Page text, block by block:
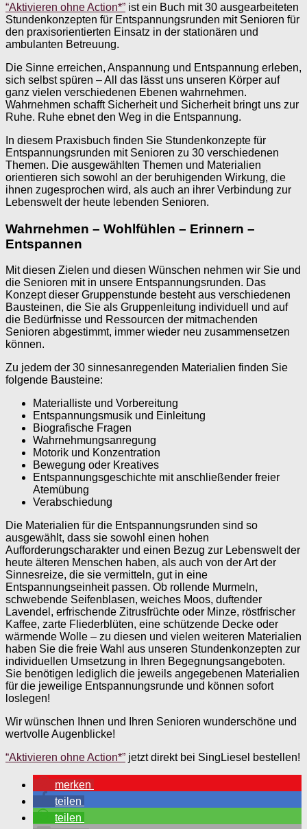
“Aktivieren ohne Action*” ist ein Buch mit 30 ausgearbeiteten
Stundenkonzepten für Entspannungsrunden mit Senioren für
den praxisorientierten Einsatz in der stationären und
ambulanten Betreuung.
Die Sinne erreichen, Anspannung und Entspannung erleben,
sich selbst spüren – All das lässt uns unseren Körper auf
ganz vielen verschiedenen Ebenen wahrnehmen.
Wahrnehmen schafft Sicherheit und Sicherheit bringt uns zur
Ruhe. Ruhe ebnet den Weg in die Entspannung.
In diesem Praxisbuch finden Sie Stundenkonzepte für
Entspannungsrunden mit Senioren zu 30 verschiedenen
Themen. Die ausgewählten Themen und Materialien
orientieren sich sowohl an der beruhigenden Wirkung, die
ihnen zugesprochen wird, als auch an ihrer Verbindung zur
Lebenswelt der heute lebenden Senioren.
Wahrnehmen – Wohlfühlen – Erinnern –
Entspannen
Mit diesen Zielen und diesen Wünschen nehmen wir Sie und
die Senioren mit in unsere Entspannungsrunden. Das
Konzept dieser Gruppenstunde besteht aus verschiedenen
Bausteinen, die Sie als Gruppenleitung individuell und auf
die Bedürfnisse und Ressourcen der mitmachenden
Senioren abgestimmt, immer wieder neu zusammensetzen
können.
Zu jedem der 30 sinnesanregenden Materialien finden Sie
folgende Bausteine:
Materialliste und Vorbereitung
Entspannungsmusik und Einleitung
Biografische Fragen
Wahrnehmungsanregung
Motorik und Konzentration
Bewegung oder Kreatives
Entspannungsgeschichte mit anschließender freier
Atemübung
Verabschiedung
Die Materialien für die Entspannungsrunden sind so
ausgewählt, dass sie sowohl einen hohen
Aufforderungscharakter und einen Bezug zur Lebenswelt der
heute älteren Menschen haben, als auch von der Art der
Sinnesreize, die sie vermitteln, gut in eine
Entspannungseinheit passen. Ob rollende Murmeln,
schwebende Seifenblasen, weiches Moos, duftender
Lavendel, erfrischende Zitrusfrüchte oder Minze, röstfrischer
Kaffee, zarte Fliederblüten, eine schützende Decke oder
wärmende Wolle – zu diesen und vielen weiteren Materialien
haben Sie die freie Wahl aus unseren Stundenkonzepten zur
individuellen Umsetzung in Ihren Begegnungsangeboten.
Sie benötigen lediglich die jeweils angegebenen Materialien
für die jeweilige Entspannungsrunde und können sofort
loslegen!
Wir wünschen Ihnen und Ihren Senioren wunderschöne und
wertvolle Augenblicke!
“Aktivieren ohne Action*” jetzt direkt bei SingLiesel bestellen!
merken
teilen
teilen